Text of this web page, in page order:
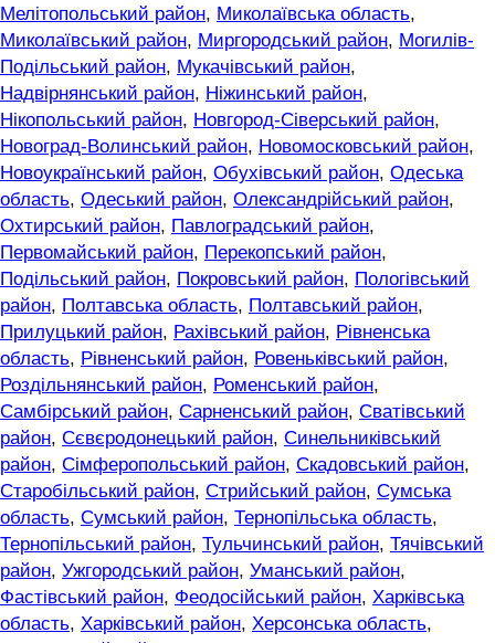
Мелітопольський район, Миколаївська область,
Миколаївський район, Миргородський район, Могилів-
Подільський район, Мукачівський район,
Надвірнянський район, Ніжинський район,
Нікопольський район, Новгород-Сіверський район,
Новоград-Волинський район, Новомосковський район,
Новоукраїнський район, Обухівський район, Одеська
область, Одеський район, Олександрійський район,
Охтирський район, Павлоградський район,
Первомайський район, Перекопський район,
Подільський район, Покровський район, Пологівський
район, Полтавська область, Полтавський район,
Прилуцький район, Рахівський район, Рівненська
область, Рівненський район, Ровеньківський район,
Роздільнянський район, Роменський район,
Самбірський район, Сарненський район, Сватівський
район, Сєвєродонецький район, Синельниківський
район, Сімферопольський район, Скадовський район,
Старобільський район, Стрийський район, Сумська
область, Сумський район, Тернопільська область,
Тернопільський район, Тульчинський район, Тячівський
район, Ужгородський район, Уманський район,
Фастівський район, Феодосійський район, Харківська
область, Харківський район, Херсонська область,